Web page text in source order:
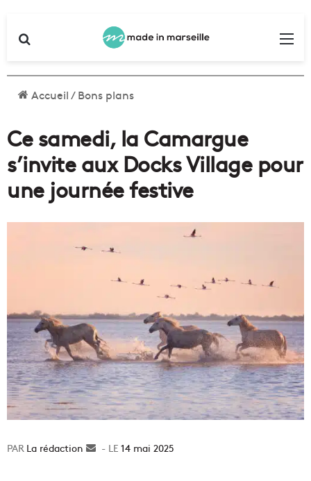
Accueil/Bons plans
Ce samedi, la Camargue
s’invite aux Docks Village pour
une journée festive
La rédaction
Envoyer14 mai 2025